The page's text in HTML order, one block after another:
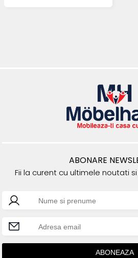
ABONARE
Fii la curent cu ultimele noutati